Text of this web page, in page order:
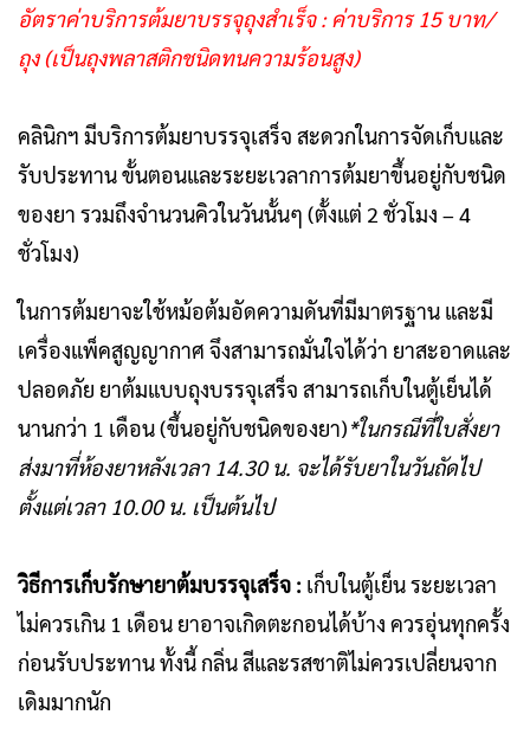
อัตราค่าบริการต้มยาบรรจุถุงสำเร็จ : ค่าบริการ 15 บาท/
ถุง (เป็นถุงพลาสติกชนิดทนความร้อนสูง)
คลินิกฯ มีบริการต้มยาบรรจุเสร็จ สะดวกในการจัดเก็บและ
รับประทาน ขั้นตอนและระยะเวลาการต้มยาขึ้นอยู่กับชนิด
ของยา รวมถึงจำนวนคิวในวันนั้นๆ (ตั้งแต่ 2 ชั่วโมง – 4
ชั่วโมง)
ในการต้มยาจะใช้หม้อต้มอัดความดันที่มีมาตรฐาน และมี
เครื่องแพ็คสูญญากาศ จึงสามารถมั่นใจได้ว่า ยาสะอาดและ
ปลอดภัย ยาต้มแบบถุงบรรจุเสร็จ สามารถเก็บในตู้เย็นได้
นานกว่า 1 เดือน (ขึ้นอยู่กับชนิดของยา)*ในกรณีที่ใบสั่งยา
ส่งมาที่ห้องยาหลังเวลา 14.30 น. จะได้รับยาในวันถัดไป
ตั้งแต่เวลา 10.00 น. เป็นต้นไป
วิธีการเก็บรักษายาต้มบรรจุเสร็จ : เก็บในตู้เย็น ระยะเวลา
ไม่ควรเกิน 1 เดือน ยาอาจเกิดตะกอนได้บ้าง ควรอุ่นทุกครั้ง
ก่อนรับประทาน ทั้งนี้ กลิ่น สีและรสชาติไม่ควรเปลี่ยนจาก
เดิมมากนัก